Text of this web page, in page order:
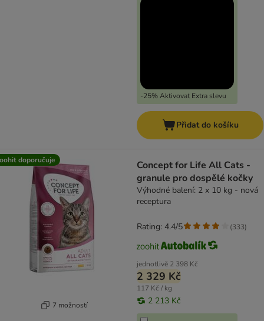
-25% Aktivovat Extra slevu
Přidat do košíku
doporučuje
7 možností
Concept for Life All Cats -
granule pro dospělé kočky
Výhodné balení: 2 x 10 kg - nová
receptura
jednotlivě 2 398 Kč
2 329 Kč
117 Kč / kg
2 213 Kč
Rating: 4.4/5 (333)